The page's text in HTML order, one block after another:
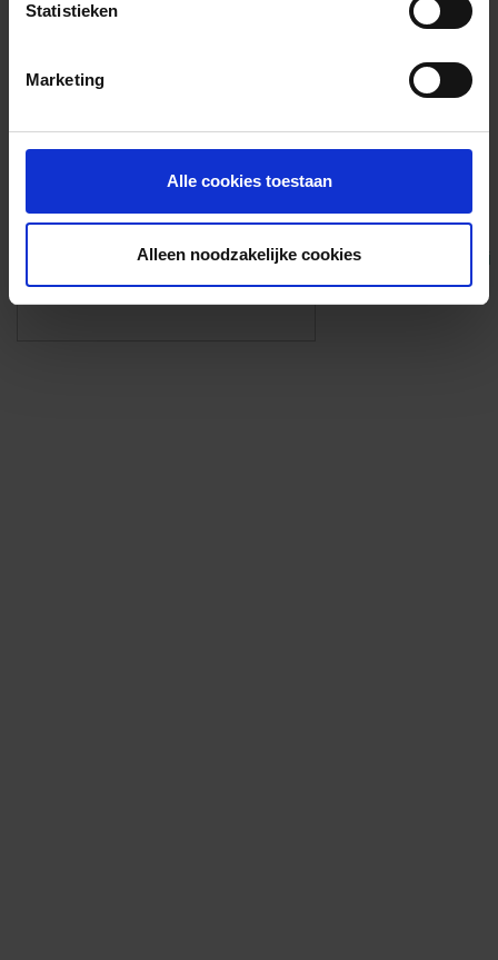
Statistieken
Marketing
Alle cookies toestaan
Alleen noodzakelijke cookies
Foto’s ({{photos.length}})
Eigen foto’s